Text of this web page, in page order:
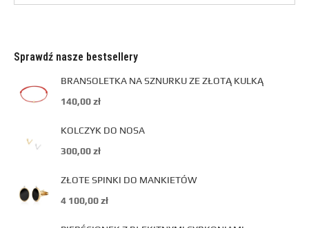
Sprawdź nasze bestsellery
BRANSOLETKA NA SZNURKU ZE ZŁOTĄ KULKĄ
140,00zł
KOLCZYK DO NOSA
300,00zł
ZŁOTE SPINKI DO MANKIETÓW
4 100,00zł